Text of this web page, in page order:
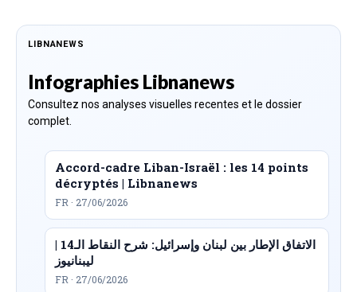
LIBNANEWS
Infographies Libnanews
Consultez nos analyses visuelles recentes et le dossier
complet.
Accord-cadre Liban-Israël : les 14 points
décryptés | Libnanews
FR · 27/06/2026
الاتفاق الإطار بين لبنان وإسرائيل: شرح النقاط الـ14 |
ليبنانيوز
FR · 27/06/2026